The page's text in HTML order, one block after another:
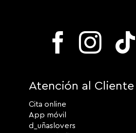
Atención al Cliente
Cita online
App móvil
d_uñaslovers